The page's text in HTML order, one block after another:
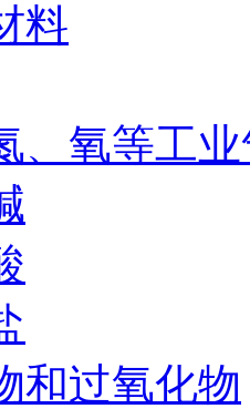
料
、氧等工
和过氧化物